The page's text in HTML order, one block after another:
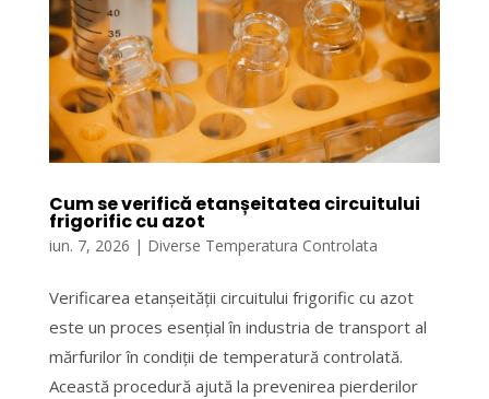
Cum se verifică etanșeitatea circuitului
frigorific cu azot
iun. 7, 2026 | Diverse Temperatura Controlata
Verificarea etanșeității circuitului frigorific cu azot
este un proces esențial în industria de transport al
mărfurilor în condiții de temperatură controlată.
Această procedură ajută la prevenirea pierderilor